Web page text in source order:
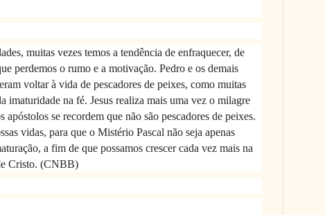
muitas vezes temos a tendência de enfraquecer, de
perdemos o rumo e a motivação. Pedro e os demais
voltar à vida de pescadores de peixes, como muitas
imaturidade na fé. Jesus realiza mais uma vez o milagre
apóstolos se recordem que não são pescadores de peixes.
vidas, para que o Mistério Pascal não seja apenas
a fim de que possamos crescer cada vez mais na
Cristo. (CNBB)